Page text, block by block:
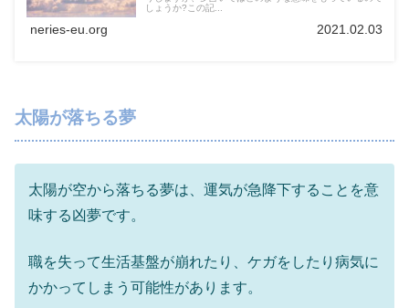
しょうか?この記...
neries-eu.org 2021.02.03
太陽が落ちる夢
太陽が空から落ちる夢は、運気が急降下することを意
味する凶夢です。
職を失って生活基盤が崩れたり、ケガをしたり病気に
かかってしまう可能性があります。